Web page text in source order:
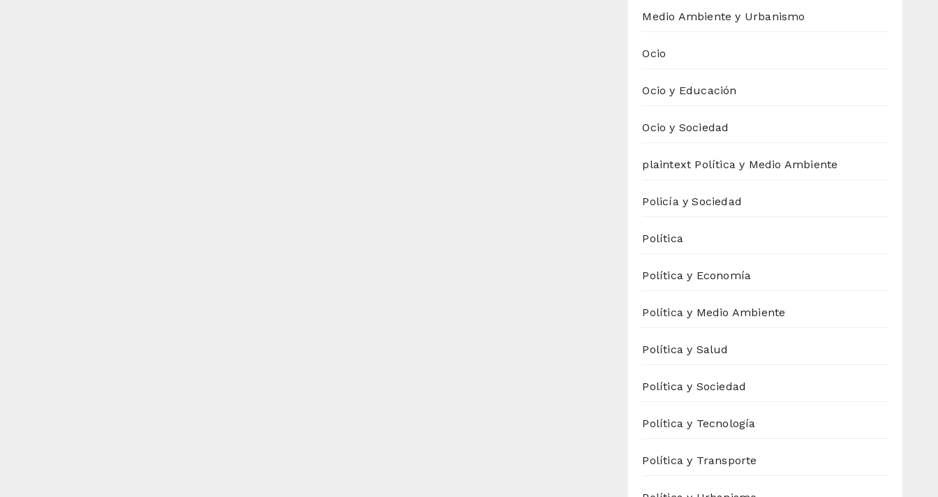
Medio Ambiente y Urbanismo
Ocio
Ocio y Educación
Ocio y Sociedad
plaintext Política y Medio Ambiente
Policía y Sociedad
Política
Política y Economía
Política y Medio Ambiente
Política y Salud
Política y Sociedad
Política y Tecnología
Política y Transporte